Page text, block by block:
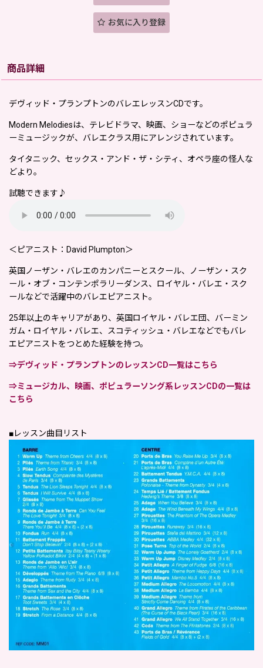
お気に入り登録
商品詳細
デヴィッド・プランプトンのバレエレッスンCDです。
Modern Melodiesは、テレビドラマ、映画、ショーなどのポピュラ
ーミュージックが、バレエクラス用にアレンジされています。
タイタニック、セックス・アンド・ザ・シティ、オペラ座の怪人な
どより。
試聴できます♪
＜ピアニスト：David Plumpton＞
英国ノーザン・バレエのカンパニーとスクール、ノーザン・スク
ール・オブ・コンテンポラリーダンス、ロイヤル・バレエ・スク
ールなどで活躍中のバレエピアニスト。
25年以上のキャリアがあり、英国ロイヤル・バレエ団、バーミン
ガム・ロイヤル・バレエ、スコティッシュ・バレエなどでもバレ
エピアニストをつとめた経験を持つ。
⇒デヴィッド・プランプトンのレッスンCD一覧はこちら
⇒ミュージカル、映画、ポピュラーソング系レッスンCDの一覧は
こちら
■レッスン曲目リスト